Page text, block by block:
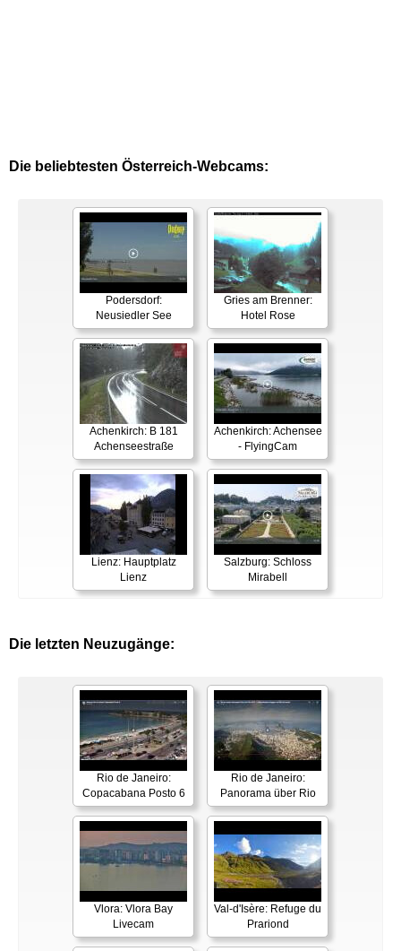
Die beliebtesten Österreich-Webcams:
Podersdorf:
Neusiedler See
Gries am Brenner:
Hotel Rose
Achenkirch: B 181
Achenseestraße
Achenkirch: Achensee
- FlyingCam
Lienz: Hauptplatz
Lienz
Salzburg: Schloss
Mirabell
Die letzten Neuzugänge:
Rio de Janeiro:
Copacabana Posto 6
Rio de Janeiro:
Panorama über Rio
Vlora: Vlora Bay
Livecam
Val-d'Isère: Refuge du
Prariond